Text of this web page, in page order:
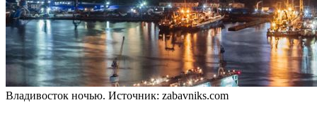
Владивосток ночью. Источник: zabavniks.com